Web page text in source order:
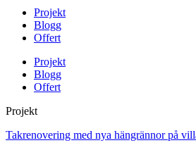
Projekt
Blogg
Offert
Projekt
Blogg
Offert
Projekt
Takrenovering med nya hängrännor på